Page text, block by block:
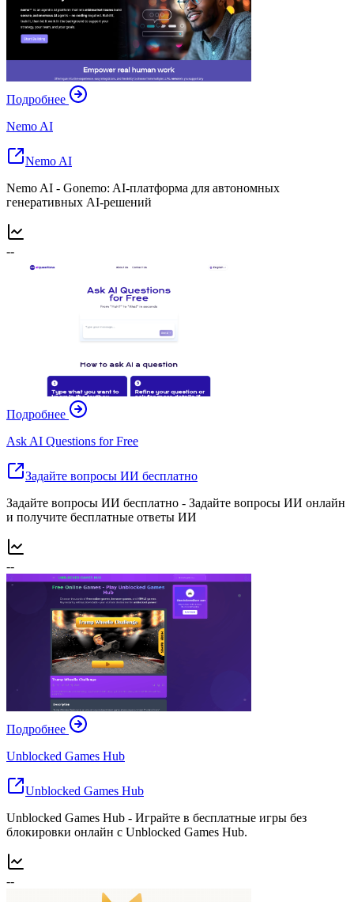
Подробнее
Nemo AI
Nemo AI
Nemo AI - Gonemo: AI-платформа для автономных
генеративных AI-решений
--
Подробнее
Ask AI Questions for Free
Задайте вопросы ИИ бесплатно
Задайте вопросы ИИ бесплатно - Задайте вопросы ИИ онлайн
и получите бесплатные ответы ИИ
--
Подробнее
Unblocked Games Hub
Unblocked Games Hub
Unblocked Games Hub - Играйте в бесплатные игры без
блокировки онлайн с Unblocked Games Hub.
--